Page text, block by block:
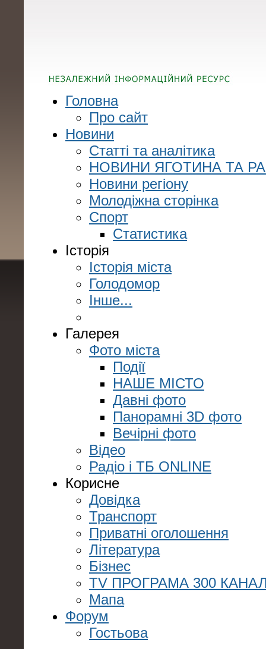
Головна
Про сайт
Новини
Статті та аналітика
НОВИНИ ЯГОТИНА ТА
Новини регіону
Молодіжна сторінка
Спорт
Статистика
Історія
Історія міста
Голодомор
Інше...
Галерея
Фото міста
Події
НАШЕ МІСТО
Давні фото
Панорамні 3D фото
Вечірні фото
Відео
Радіо і ТБ ONLINE
Корисне
Довідка
Транспорт
Приватні оголошення
Література
Бізнес
TV ПРОГРАМА 300
Мапа
Форум
Гостьова